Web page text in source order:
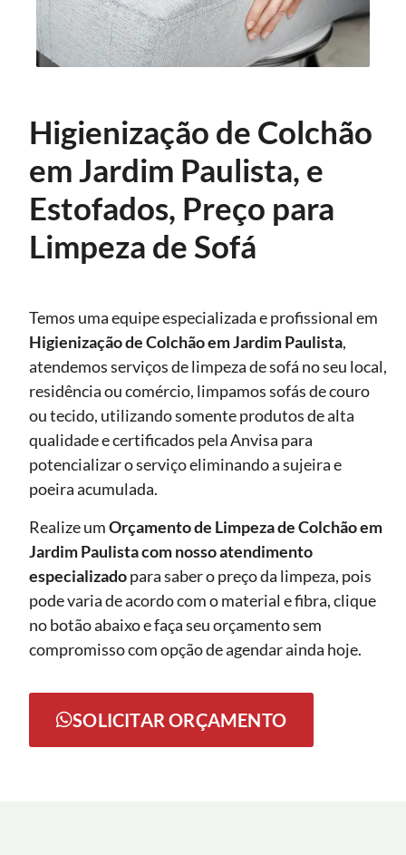
Higienização de Colchão
em Jardim Paulista, e
Estofados, Preço para
Limpeza de Sofá
Temos uma equipe especializada e profissional em
Higienizaçãode Colchão em Jardim Paulista,
atendemos serviços de limpeza de sofá no seu local,
residência ou comércio, limpamos sofás de couro
ou tecido, utilizando somente produtos de alta
qualidade e certificados pela Anvisa para
potencializar o serviço eliminando a sujeira e
poeira acumulada.
Realize umOrçamento de Limpeza de Colchão em
Jardim Paulista com nosso atendimento
especializadopara saber o preço da limpeza, pois
pode varia de acordo com o material e fibra, clique
no botão abaixo e faça seu orçamento sem
compromisso com opção de agendar ainda hoje.
SOLICITAR ORÇAMENTO